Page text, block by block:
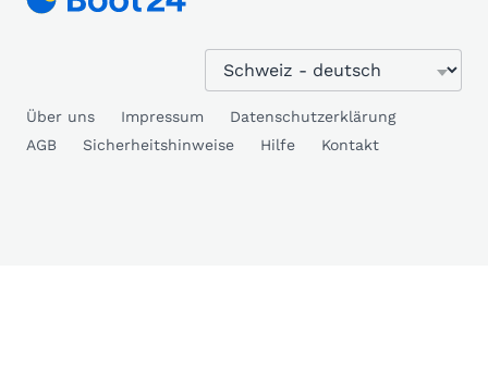
Über uns Impressum
Datenschutzerklärung
AGB
Sicherheitshinweise Hilfe Kontakt